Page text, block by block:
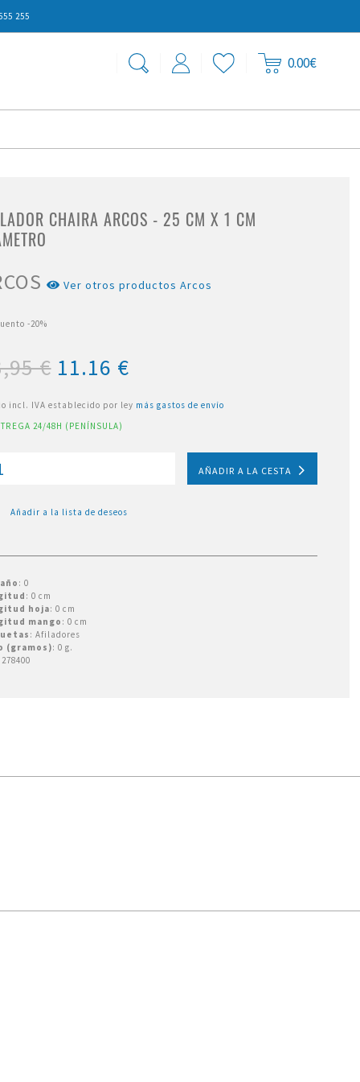
255
0.00€
CHAIRA ARCOS - 25 CM X 1 CM
Ver otros productos Arcos
-20%
€ 11.16 €
incl. IVA establecido por ley más gastos de envío
24/48H (PENÍNSULA)
AÑADIR A LA CESTA
Añadir a la lista de deseos
: 0
: 0 cm
hoja: 0 cm
mango : 0 cm
: Afiladores
(gramos): 0 g.
278400